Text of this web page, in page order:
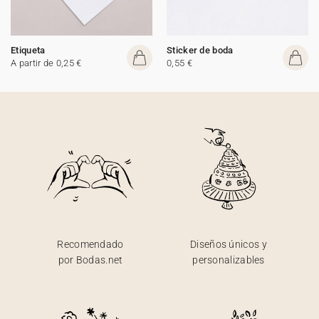
Etiqueta
A partir de 0,25 €
Sticker de boda
0,55 €
Recomendado
por Bodas.net
Diseños únicos y
personalizables